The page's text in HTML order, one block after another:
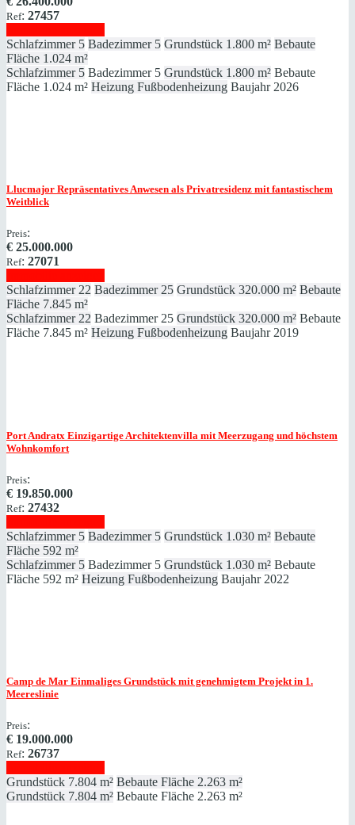
Ref: 27457
Schlafzimmer 5 Badezimmer 5 Grundstück 1.800 m² Bebaute
Fläche 1.024 m²
Schlafzimmer 5 Badezimmer 5 Grundstück 1.800 m² Bebaute
Fläche 1.024 m² Heizung Fußbodenheizung Baujahr 2026
Llucmajor Repräsentatives Anwesen als Privatresidenz mit fantastischem
Weitblick
Preis:
€ 25.000.000
Ref: 27071
Schlafzimmer 22 Badezimmer 25 Grundstück 320.000 m² Bebaute
Fläche 7.845 m²
Schlafzimmer 22 Badezimmer 25 Grundstück 320.000 m² Bebaute
Fläche 7.845 m² Heizung Fußbodenheizung Baujahr 2019
Port Andratx Einzigartige Architektenvilla mit Meerzugang und höchstem
Wohnkomfort
Preis:
€ 19.850.000
Ref: 27432
Schlafzimmer 5 Badezimmer 5 Grundstück 1.030 m² Bebaute
Fläche 592 m²
Schlafzimmer 5 Badezimmer 5 Grundstück 1.030 m² Bebaute
Fläche 592 m² Heizung Fußbodenheizung Baujahr 2022
Camp de Mar Einmaliges Grundstück mit genehmigtem Projekt in 1.
Meereslinie
Preis:
€ 19.000.000
Ref: 26737
Grundstück 7.804 m² Bebaute Fläche 2.263 m²
Grundstück 7.804 m² Bebaute Fläche 2.263 m²